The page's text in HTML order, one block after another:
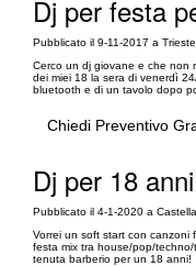
Dj per festa
Pubblicato il 9-11-2017 a
Cerco un dj giovane e che non
dei miei 18 la sera di venerdì
bluetooth e di un tavolo dopo
Chiedi Preventivo
Dj per 18 anni
Pubblicato il 4-1-2020 a
Vorrei un soft start con canzoni
festa mix tra house/pop/
tenuta barberio per un 18 anni!